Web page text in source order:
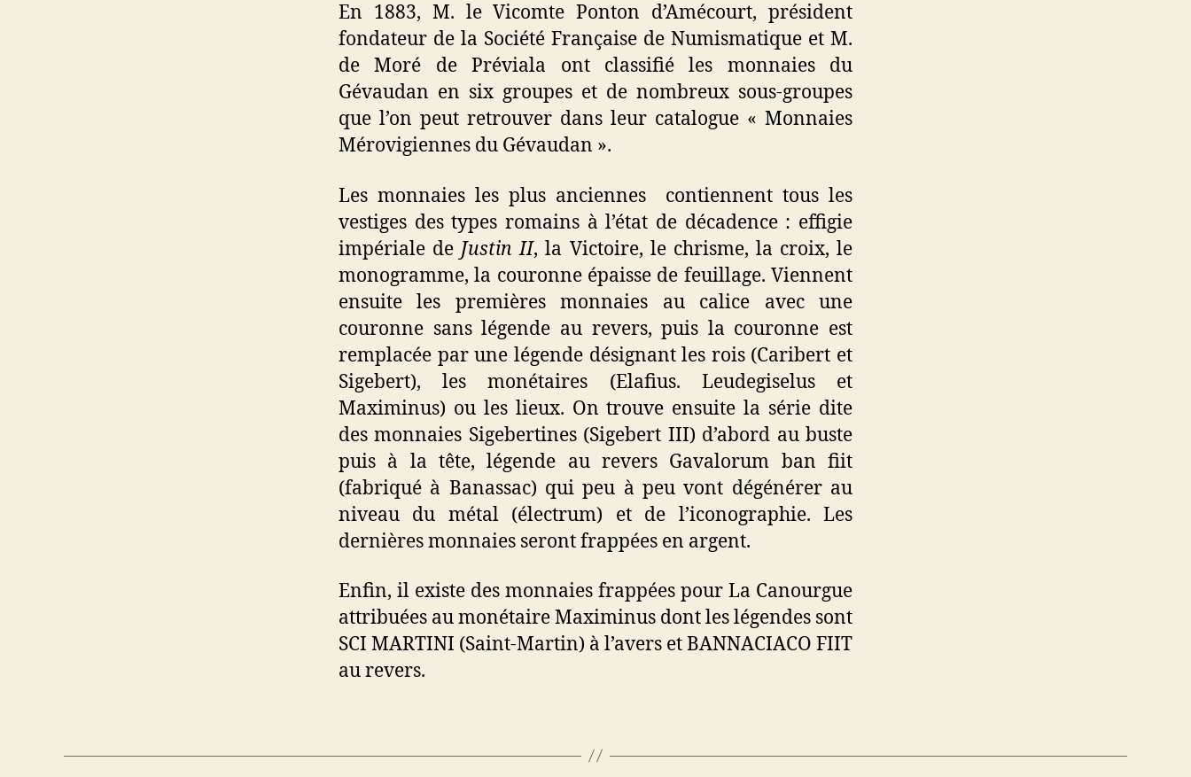
En 1883, M. le Vicomte Ponton d’Amécourt, président
fondateur de la Société Française de Numismatique et M.
de Moré de Préviala ont classifié les monnaies du
Gévaudan en six groupes et de nombreux sous-groupes
que l’on peut retrouver dans leur catalogue « Monnaies
Mérovigiennes du Gévaudan ».
Les monnaies les plus anciennes contiennent tous les
vestiges des types romains à l’état de décadence : effigie
impériale de Justin II, la Victoire, le chrisme, la croix, le
monogramme, la couronne épaisse de feuillage. Viennent
ensuite les premières monnaies au calice avec une
couronne sans légende au revers, puis la couronne est
remplacée par une légende désignant les rois (Caribert et
Sigebert), les monétaires (Elafius. Leudegiselus et
Maximinus) ou les lieux. On trouve ensuite la série dite
des monnaies Sigebertines (Sigebert III) d’abord au buste
puis à la tête, légende au revers Gavalorum ban fiit
(fabriqué à Banassac) qui peu à peu vont dégénérer au
niveau du métal (électrum) et de l’iconographie. Les
dernières monnaies seront frappées en argent.
Enfin, il existe des monnaies frappées pour La Canourgue
attribuées au monétaire Maximinus dont les légendes sont
SCI MARTINI (Saint-Martin) à l’avers et BANNACIACO FIIT
au revers.